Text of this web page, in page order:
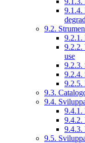
9.1.4.
9.2.
9.2.1.
9.2.2.
use
9.2.3.
9.2.4.
9.2.5.
9.3.
9.4.
9.4.1.
9.4.2.
9.4.3.
9.5.